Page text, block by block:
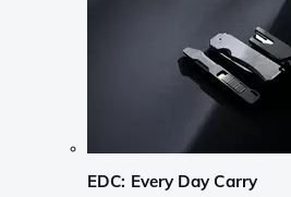
EDC: Every Day Carry